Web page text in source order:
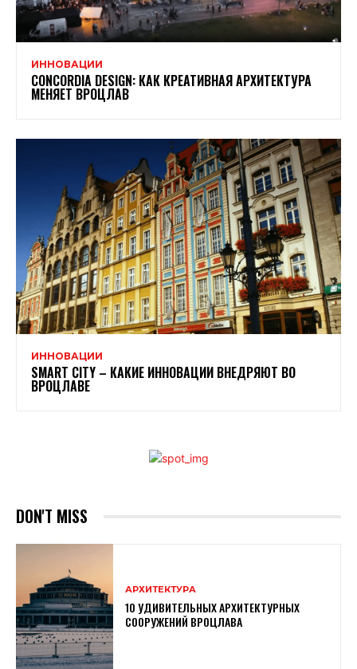
ИННОВАЦИИ
CONCORDIA DESIGN: КАК КРЕАТИВНАЯ АРХИТЕКТУРА
МЕНЯЕТ ВРОЦЛАВ
ИННОВАЦИИ
SMART CITY – КАКИЕ ИННОВАЦИИ ВНЕДРЯЮТ ВО
ВРОЦЛАВЕ
DON'T MISS
АРХИТЕКТУРА
10 УДИВИТЕЛЬНЫХ АРХИТЕКТУРНЫХ
СООРУЖЕНИЙ ВРОЦЛАВА